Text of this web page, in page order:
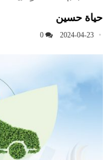
حياة حسين
2024-04-23
0